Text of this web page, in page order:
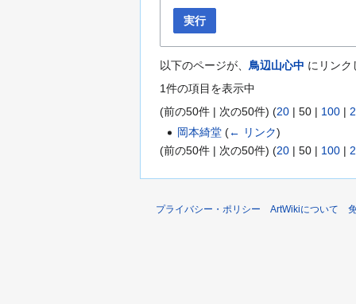
実行
以下のページが、 鳥辺山心中 にリンク
1件の項目を表示中
(前の50件 | 次の50件) (20 | 50 | 100 |
岡本綺堂 (← リンク)
(前の50件 | 次の50件) (20 | 50 | 100 |
プライバシー・ポリシー ArtWikiについて